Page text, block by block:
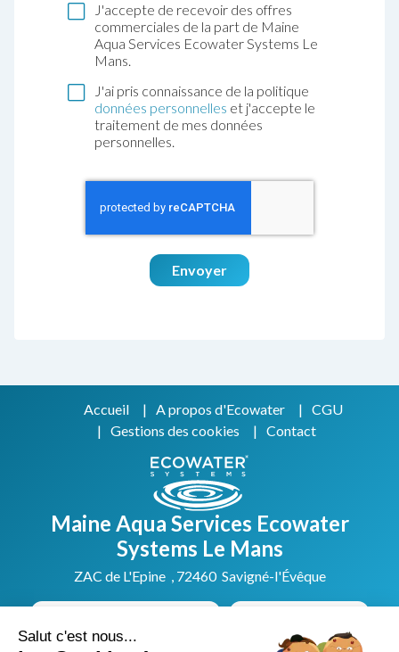
J'accepte de recevoir des offres
commerciales de la part de Maine
Aqua Services Ecowater Systems Le
Mans.
J'ai pris connaissance de la politique
données personnelles et j'accepte le
traitement de mes données
personnelles.
Envoyer
Accueil A propos d'Ecowater
CGU
Gestions des cookies
Contact
Maine Aqua Services Ecowater
Systems Le Mans
ZAC de L'Epine , 72460 Savigné-l'Évêque
Salut c'est nous...